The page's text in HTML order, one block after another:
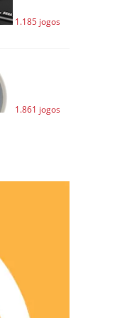
1.185 jogos
1.861 jogos